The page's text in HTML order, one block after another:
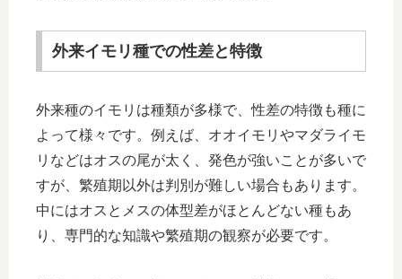
外来イモリ種での性差と特徴
外来種のイモリは種類が多様で、性差の特徴も種に
よって様々です。例えば、オオイモリやマダライモ
リなどはオスの尾が太く、発色が強いことが多いで
すが、繁殖期以外は判別が難しい場合もあります。
中にはオスとメスの体型差がほとんどない種もあ
り、専門的な知識や繁殖期の観察が必要です。